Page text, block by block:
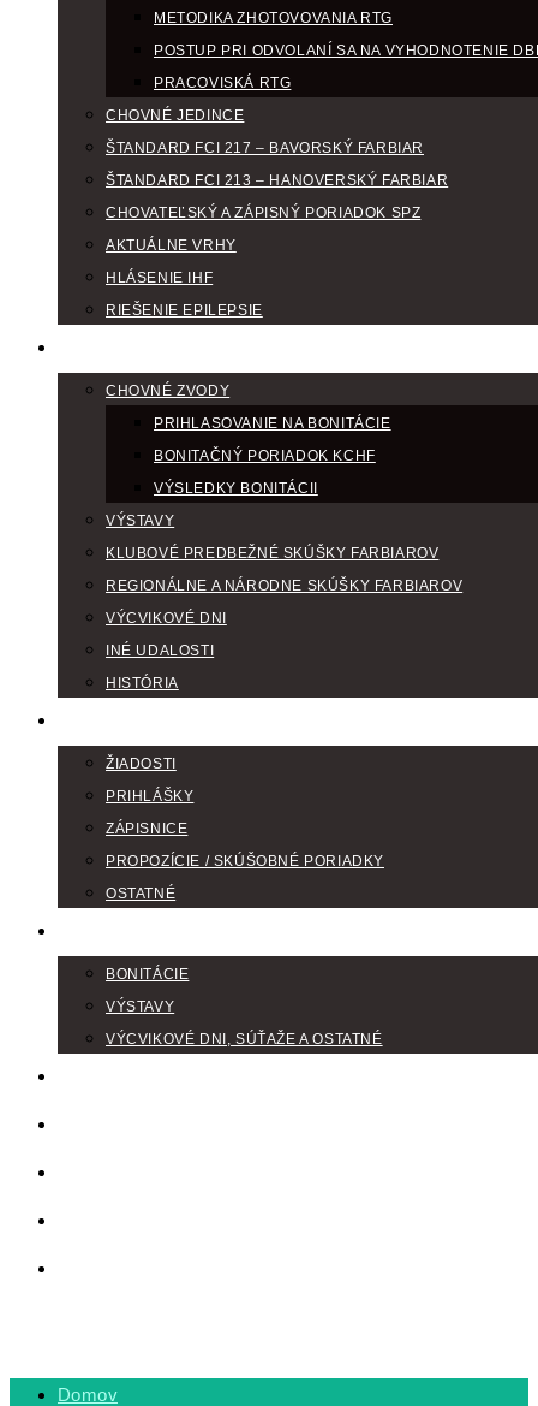
METODIKA ZHOTOVOVANIA RTG
POSTUP PRI ODVOLANÍ SA NA VYHODNOTENIE
PRACOVISKÁ RTG
CHOVNÉ JEDINCE
ŠTANDARD FCI 217 – BAVORSKÝ FARBIAR
ŠTANDARD FCI 213 – HANOVERSKÝ FARBIAR
CHOVATEĽSKÝ A ZÁPISNÝ PORIADOK SPZ
AKTUÁLNE VRHY
HLÁSENIE IHF
RIEŠENIE EPILEPSIE
CHOVNÉ ZVODY
PRIHLASOVANIE NA BONITÁCIE
BONITAČNÝ PORIADOK KCHF
VÝSLEDKY BONITÁCII
VÝSTAVY
KLUBOVÉ PREDBEŽNÉ SKÚŠKY FARBIAROV
REGIONÁLNE A NÁRODNE SKÚŠKY FARBIAROV
VÝCVIKOVÉ DNI
INÉ UDALOSTI
HISTÓRIA
ŽIADOSTI
PRIHLÁŠKY
ZÁPISNICE
PROPOZÍCIE / SKÚŠOBNÉ PORIADKY
OSTATNÉ
BONITÁCIE
VÝSTAVY
VÝCVIKOVÉ DNI, SÚŤAŽE A OSTATNÉ
Domov